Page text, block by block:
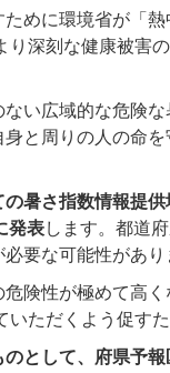
めに環境省が「
深刻な健康被害
い広域的な危険
と周りの人の命
暑さ指数情報提
発表します。都道
要な可能性があり
険性が極めて高
ただくよう促すた
のとして、府県予